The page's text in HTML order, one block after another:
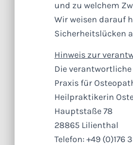
und zu welchem
Wir weisen darauf
Sicherheitslücken
Hinweis zur
Die
Praxis für
Heilpraktikerin
Hauptstaße 78
28865 Lilienthal
Telefon: +49 (0)176